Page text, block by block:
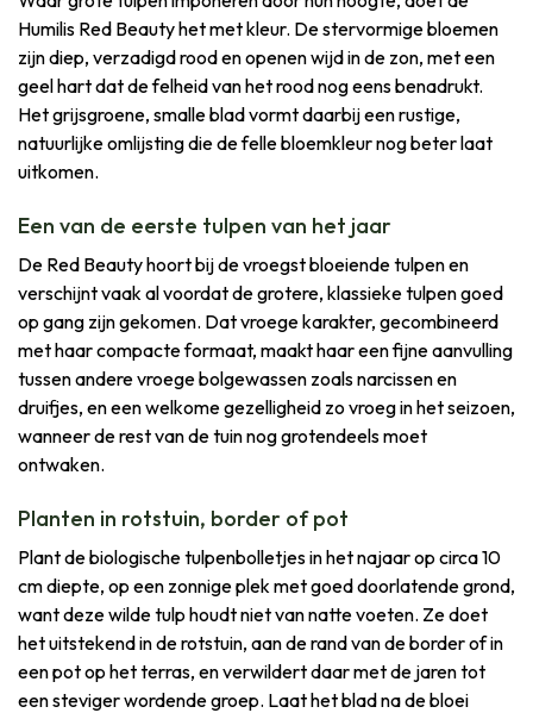
Humilis Red Beauty het met kleur. De stervormige bloemen
zijn diep, verzadigd rood en openen wijd in de zon, met een
geel hart dat de felheid van het rood nog eens benadrukt.
Het grijsgroene, smalle blad vormt daarbij een rustige,
natuurlijke omlijsting die de felle bloemkleur nog beter laat
uitkomen.
Een van de eerste tulpen van het jaar
De Red Beauty hoort bij de vroegst bloeiende tulpen en
verschijnt vaak al voordat de grotere, klassieke tulpen goed
op gang zijn gekomen. Dat vroege karakter, gecombineerd
met haar compacte formaat, maakt haar een fijne aanvulling
tussen andere vroege bolgewassen zoals narcissen en
druifjes, en een welkome gezelligheid zo vroeg in het seizoen,
wanneer de rest van de tuin nog grotendeels moet
ontwaken.
Planten in rotstuin, border of pot
Plant de biologische tulpenbolletjes in het najaar op circa 10
cm diepte, op een zonnige plek met goed doorlatende grond,
want deze wilde tulp houdt niet van natte voeten. Ze doet
het uitstekend in de rotstuin, aan de rand van de border of in
een pot op het terras, en verwildert daar met de jaren tot
een steviger wordende groep. Laat het blad na de bloei